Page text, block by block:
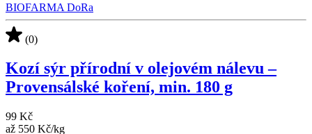
BIOFARMA DoRa
(0)
Kozí sýr přírodní v olejovém nálevu –
Provensálské koření, min. 180 g
99 Kč
až 550 Kč/kg